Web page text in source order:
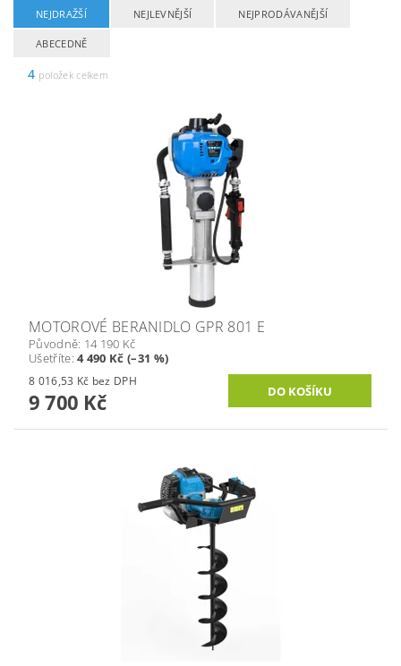
NEJDRAŽŠÍ NEJLEVNĚJŠÍ NEJPRODÁVANĚJŠÍ
ABECEDNĚ
4 položek celkem
MOTOROVÉ BERANIDLO GPR 801 E
Původně: 14 190 Kč
Ušetříte:4 490 Kč (–31 %)
8 016,53 Kč bez DPH
9 700 Kč